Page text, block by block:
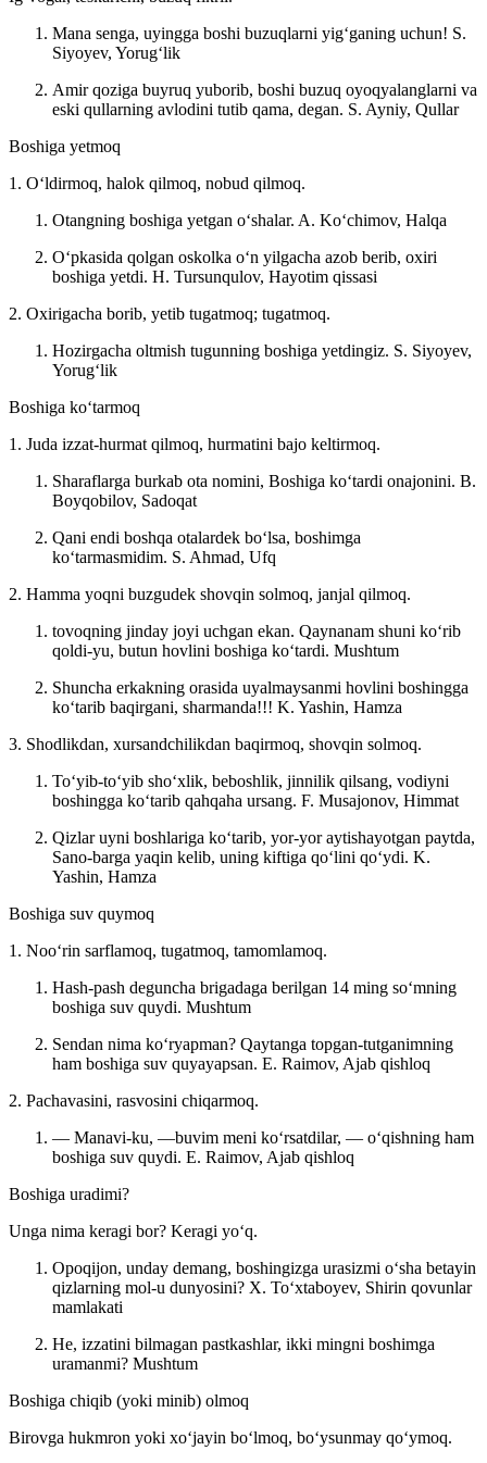
Mana senga, uyingga boshi buzuqlarni yigʻganing uchun! S.
Siyoyev, Yorugʻlik
Amir qoziga buyruq yuborib, boshi buzuq oyoqyalanglarni va
eski qullarning avlodini tutib qama, degan. S. Ayniy, Qullar
Boshiga yetmoq
1. Oʻldirmoq, halok qilmoq, nobud qilmoq.
Otangning boshiga yetgan oʻshalar. A. Koʻchimov, Halqa
Oʻpkasida qolgan oskolka oʻn yilgacha azob berib, oxiri
boshiga yetdi. H. Tursunqulov, Hayotim qissasi
2. Oxirigacha borib, yetib tugatmoq; tugatmoq.
Hozirgacha oltmish tugunning boshiga yetdingiz. S. Siyoyev,
Yorugʻlik
Boshiga koʻtarmoq
1. Juda izzat-hurmat qilmoq, hurmatini bajo keltirmoq.
Sharaflarga burkab ota nomini, Boshiga koʻtardi onajonini. B.
Boyqobilov, Sadoqat
Qani endi boshqa otalardek boʻlsa, boshimga
koʻtarmasmidim. S. Ahmad, Ufq
2. Hamma yoqni buzgudek shovqin solmoq, janjal qilmoq.
tovoqning jinday joyi uchgan ekan. Qaynanam shuni koʻrib
qoldi-yu, butun hovlini boshiga koʻtardi. Mushtum
Shuncha erkakning orasida uyalmaysanmi hovlini boshingga
koʻtarib baqirgani, sharmanda!!! K. Yashin, Hamza
3. Shodlikdan, xursandchilikdan baqirmoq, shovqin solmoq.
Toʻyib-toʻyib shoʻxlik, beboshlik, jinnilik qilsang, vodiyni
boshingga koʻtarib qahqaha ursang. F. Musajonov, Himmat
Qizlar uyni boshlariga koʻtarib, yor-yor aytishayotgan paytda,
Sano-barga yaqin kelib, uning kiftiga qoʻlini qoʻydi. K.
Yashin, Hamza
Boshiga suv quymoq
1. Nooʻrin sarflamoq, tugatmoq, tamomlamoq.
Hash-pash deguncha brigadaga berilgan 14 ming soʻmning
boshiga suv quydi. Mushtum
Sendan nima koʻryapman? Qaytanga topgan-tutganimning
ham boshiga suv quyayapsan. E. Raimov, Ajab qishloq
2. Pachavasini, rasvosini chiqarmoq.
— Manavi-ku, —buvim meni koʻrsatdilar, — oʻqishning ham
boshiga suv quydi. E. Raimov, Ajab qishloq
Boshiga uradimi?
Unga nima keragi bor? Keragi yoʻq.
Opoqijon, unday demang, boshingizga urasizmi oʻsha betayin
qizlarning mol-u dunyosini? X. Toʻxtaboyev, Shirin qovunlar
mamlakati
He, izzatini bilmagan pastkashlar, ikki mingni boshimga
uramanmi? Mushtum
Boshiga chiqib (yoki minib) olmoq
Birovga hukmron yoki xoʻjayin boʻlmoq, boʻysunmay qoʻymoq.